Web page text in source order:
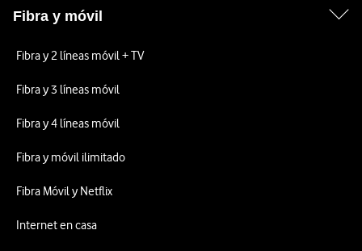
Fibra y móvil
Fibra y 2 líneas móvil + TV
Fibra y 3 líneas móvil
Fibra y 4 líneas móvil
Fibra y móvil ilimitado
Fibra Móvil y Netflix
Internet en casa